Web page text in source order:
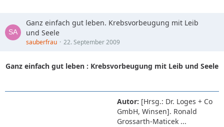
Ganz einfach gut leben. Krebsvorbeugung mit Leib
und Seele
sauberfrau 22. September 2009
Ganz einfach gut leben : Krebsvorbeugung mit Leib und Seele
Autor: [Hrsg.: Dr. Loges + Co
GmbH, Winsen]. Ronald
Grossarth-Maticek ...